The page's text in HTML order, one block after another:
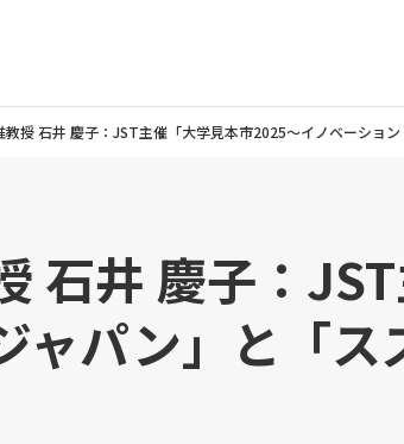
教授 石井 慶子：JST主催「大学見本市2025～イノベーショ
石井 慶子：
ャパン」と「